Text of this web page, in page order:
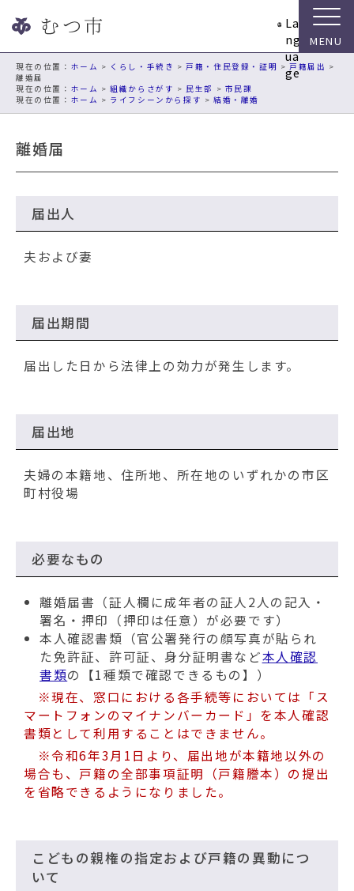
ビ
ン
La
ng
ua
ge
現在の位置： ホーム > くらし・手続き >戸籍・住民登録・証明 >戸籍届出 >
離婚届
ホーム >組織からさがす > 民生部 > 市民課
ホーム > ライフシーンから探す >結婚・離婚
離婚届
届出人
夫および妻
届出期間
届出した日から法律上の効力が発生します。
届出地
夫婦の本籍地、住所地、所在地のいずれかの市区
町村役場
必要なもの
離婚届書（証人欄に成年者の証人2人の記入・
署名・押印（押印は任意）が必要です）
本人確認書類（官公署発行の顔写真が貼られ
た免許証、許可証、身分証明書など本人確認
書類の【1種類で確認できるもの】）
※現在、窓口における各手続等においては「ス
マートフォンのマイナンバーカード」を本人確認
書類として利用することはできません。
※令和6年3月1日より、届出地が本籍地以外の
場合も、戸籍の全部事項証明（戸籍謄本）の提出
を省略できるようになりました。
こどもの親権の指定および戸籍の異動につ
いて